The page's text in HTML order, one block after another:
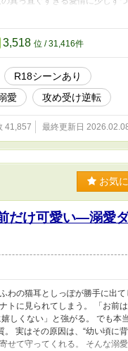
に囲い込んでいく。 設定上は
気ツンデレ受け。 ステージを
3,518 位 / 31,416件
R18シーンあり
愛 攻め受け逆転
41,857 最終更新日
お気
だけ可愛い―溺愛
の猫耳としっぽが勝手に出て
トに見られてしまう。 「お前
しくない」と強がる。 でも
実はその原因は、“幼い頃に背
せて守ってくれる。 そんな溺